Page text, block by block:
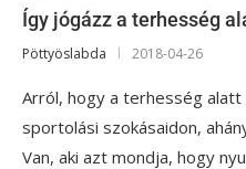
Így jógázz a terhesség
Pöttyöslabda 2018-04-26
Arról, hogy a terhesség
sportolási szokásaidon,
Van, aki azt mondja, hogy